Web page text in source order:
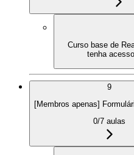
Curso base de
tenha
9
[Membros apenas]
0/7 aulas